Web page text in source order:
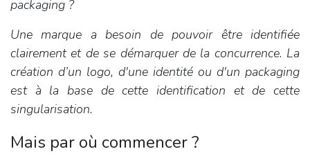
packaging ?
Une marque a besoin de pouvoir être identifiée
clairement et de se démarquer de la concurrence. La
création d’un logo, d'une identité ou d'un packaging
est à la base de cette identification et de cette
singularisation.
Mais par où commencer ?